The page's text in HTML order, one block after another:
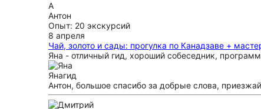
А
Антон
Опыт: 20 экскурсий
8 апреля
Чай, золото и сады: прогулка по Канадзаве +
Яна - отличный гид, хороший собеседник,
Янагид
Антон, большое спасибо за добрые слова,